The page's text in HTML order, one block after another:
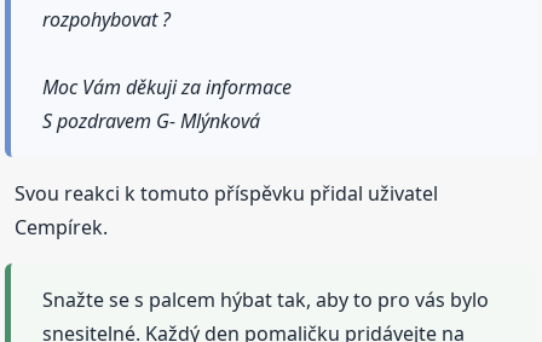
rozpohybovat ?
Moc Vám děkuji za informace
S pozdravem G- Mlýnková
Svou reakci k tomuto příspěvku přidal uživatel
Cempírek.
Snažte se s palcem hýbat tak, aby to pro vás bylo
snesitelné. Každý den pomaličku pridávejte na